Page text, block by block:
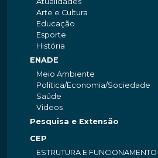
Arte e Cultura
Educação
Esporte
História
ENADE
Meio Ambiente
Política/Economia/Sociedade
Saúde
Videos
Pesquisa e Extensão
CEP
ESTRUTURA E FUNCIONAMENTO